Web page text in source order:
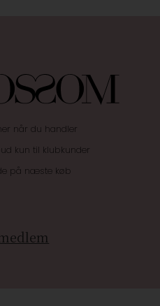
når du handler
kun til klubkunder
på næste køb